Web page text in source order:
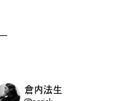
倉内法生